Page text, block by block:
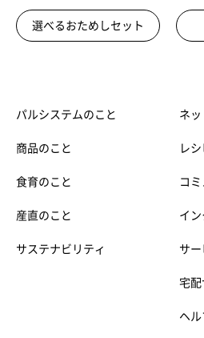
選べるおためしセット
パルシステムのこと
商品のこと
食育のこと
産直のこと
サステナビリティ
ネ
レ
コミ
イ
サー
宅配
ヘ